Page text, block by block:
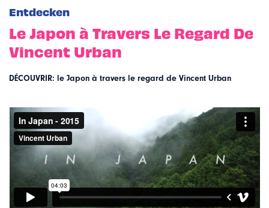
Entdecken
Le Japon à Travers Le Regard De
Vincent Urban
DÉCOUVRIR: le Japon à travers le regard de Vincent Urban